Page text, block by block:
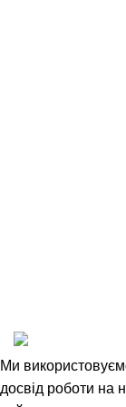
Ми
досвід роботи на